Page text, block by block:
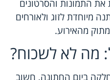
את התמונות והסרטונים
מיוחדת לזוג ולאורחים
מתוק מהאירוע.
מה לא לשכוח?
ביום החתונה, חשוב